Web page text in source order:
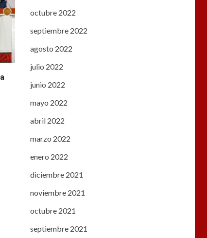
octubre 2022
septiembre 2022
agosto 2022
julio 2022
junio 2022
mayo 2022
abril 2022
marzo 2022
enero 2022
diciembre 2021
noviembre 2021
octubre 2021
septiembre 2021